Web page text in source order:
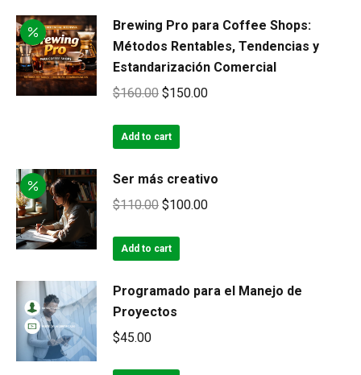
Brewing Pro para Coffee Shops:
Métodos Rentables, Tendencias y
Estandarización Comercial
$160.00 Original
was:
$150.00Current
Add to cart
Ser más creativo
$110.00 Original
was:
$100.00Current
Add to cart
Programado para el Manejo de
Proyectos
$45.00